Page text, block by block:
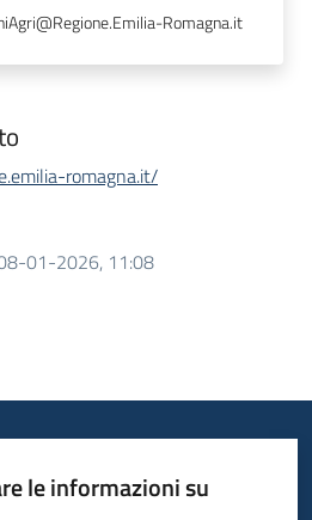
Romagna.it
romagna.it/
01-2026, 11:08
le informazioni su